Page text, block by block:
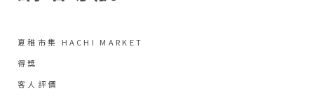
夏稚市集 HACHI MARKET
得獎
客人評價